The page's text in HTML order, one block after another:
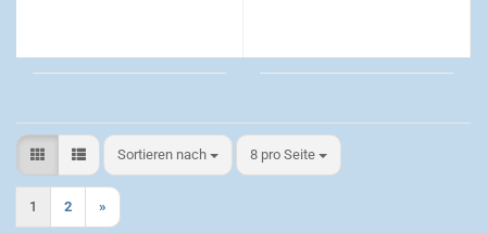
Sortieren nach
Sortieren nach 8 pro Seite
pro Seite
1 2 »